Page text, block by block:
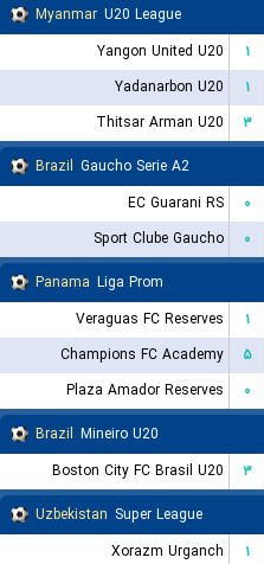
Myanmar U20 League
Yangon United U20
۱
Yadanarbon U20
۱
Thitsar Arman U20
۳
Brazil Gaucho Serie A2
EC Guarani RS
۰
Sport Clube Gaucho
۰
Panama Liga Prom
Veraguas FC Reserves
۱
Champions FC Academy
۵
Plaza Amador Reserves
۰
Brazil Mineiro U20
Boston City FC Brasil U20
۳
Uzbekistan Super League
Xorazm Urganch
۱